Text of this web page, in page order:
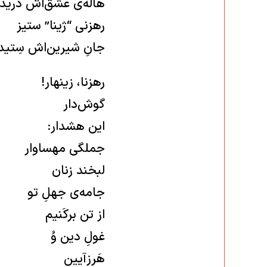
هاله‌ی عشق‌اَش درید
رهزنی “ژینا” ستیز
جانِ شیرین‌اش
رهزنا، زینهار!
گوش‌دار
این هشدار:
جملگی مهساوار
لبخند زنان
جامه‌ی جهلِ تو
از تن برکَنیم
غولِ دین وُ
هَرزآیین